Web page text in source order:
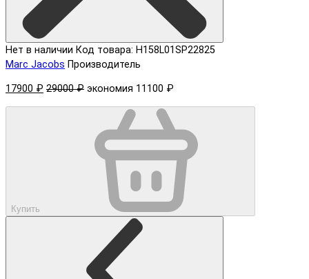
Нет в наличии Код товара: H158L01SP22825
Marc Jacobs Производитель
17900 ₽ 29000 ₽ экономия 11100 ₽
Купить